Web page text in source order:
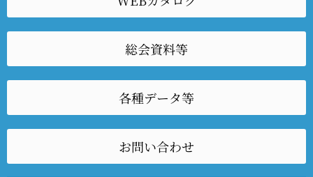
総会資料等
各種データ等
お問い合わせ